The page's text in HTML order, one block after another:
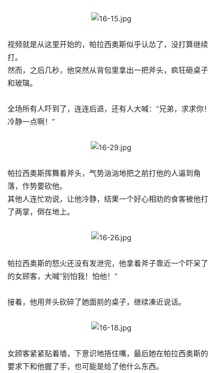
视频就是从这里开始的，帕拉西奥斯似乎认怂了，没打算继续
打。
然而，之后几秒，他突然从背包里拿出一把斧头，疯狂砸桌子
和玻璃。
全场所有人吓到了，连连后退，还有人大喊：“兄弟，求求你！
冷静一点啊！”
帕拉西奥斯挥舞着斧头，气势汹汹地把之前打他的人逼到角
落，作势要砍他。
其他人连忙劝说，让他冷静，结果一个好心相劝的食客被他打
了两掌，倒在地上。
帕拉西奥斯的怒火还没有发泄完，他拿着斧子靠近一个吓呆了
的女顾客，大喊“别怕我！怕他！”
接着，他用斧头砍碎了她面前的桌子，继续凑近说话。
女顾客紧紧贴着墙，下意识地捂住嘴，最后她在帕拉西奥斯的
要求下和他握了手，也可能是给了他什么东西。